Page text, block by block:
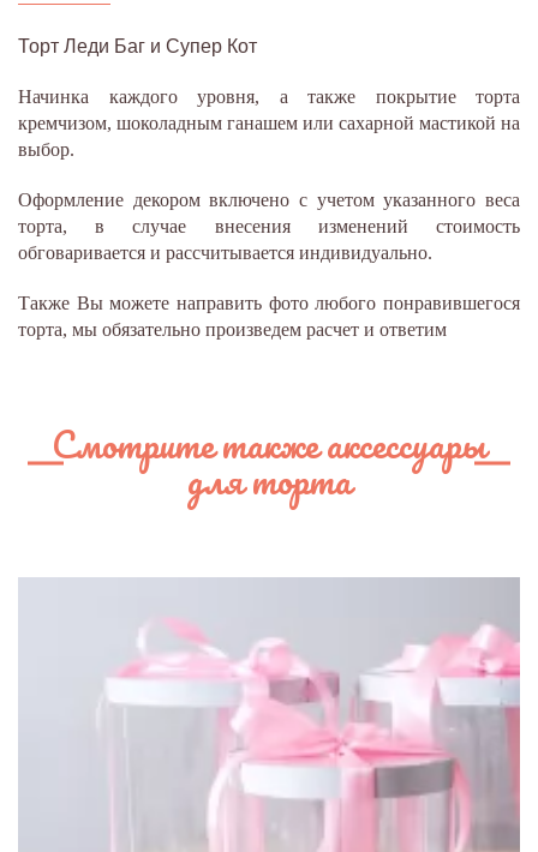
Торт Леди Баг и Супер Кот
Начинка каждого уровня, а также покрытие торта
кремчизом, шоколадным ганашем или сахарной мастикой на
выбор.
Оформление декором включено с учетом указанного веса
торта, в случае внесения изменений стоимость
обговаривается и рассчитывается индивидуально.
Также Вы можете направить фото любого понравившегося
торта, мы обязательно произведем расчет и ответим
Смотрите также аксессуары
для торта